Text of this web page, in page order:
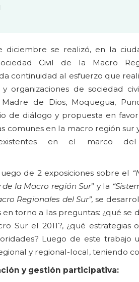
diciembre se realizó, en la
Civil de la Macro
continuidad al esfuerzo que
y organizaciones de sociedad
Madre de Dios, Moquegua,
de diálogo y propuesta en
comunes en la macro región sur
existentes en el marco
de 2 exposiciones sobre el
la Macro región Sur” y la
Regionales del Sur”, se
en torno a las preguntas: ¿qué se
Sur el 2011?, ¿qué
Luego de este
y regional-local, teniendo
y gestión participativa: